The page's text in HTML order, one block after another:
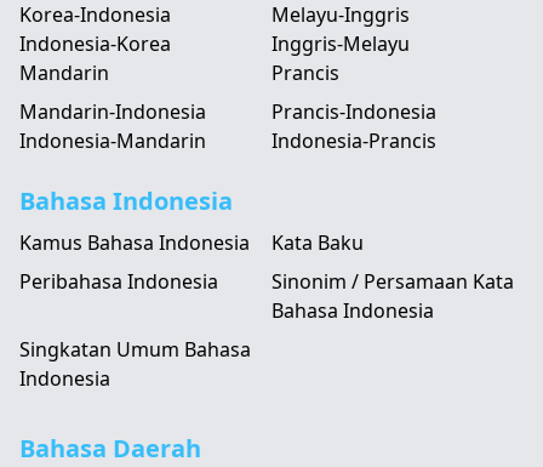
Korea-Indonesia
Indonesia-Korea
Melayu-Inggris
Inggris-Melayu
Mandarin
Mandarin-Indonesia
Indonesia-Mandarin
Prancis
Prancis-Indonesia
Indonesia-Prancis
Bahasa Indonesia
Kamus Bahasa Indonesia
Kata Baku
Peribahasa Indonesia
Sinonim / Persamaan Kata
Bahasa Indonesia
Singkatan Umum Bahasa
Indonesia
Bahasa Daerah